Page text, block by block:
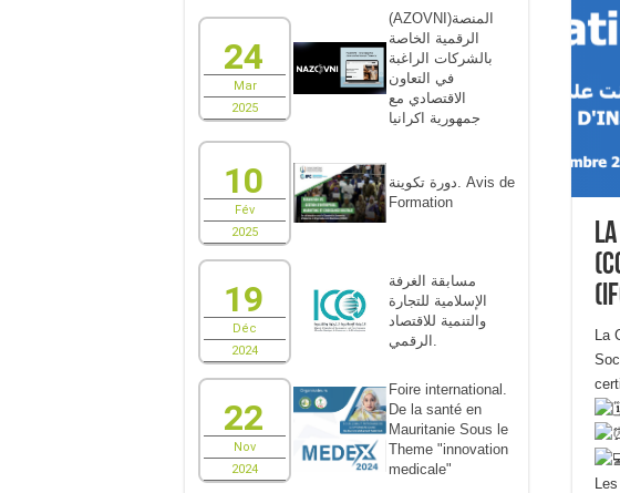
La
24
Mar
2025
(AZOVNI)المنصة
الرقمية الخاصة
بالشركات الراغبة
في التعاون
الاقتصادي مع
جمهورية اكرانيا
10
Fév
2025
دورة تكوينة. Avis de
Formation
19
Déc
2024
مسابقة الغرفة
الإسلامية للتجارة
والتنمية للاقتصاد
الرقمي.
22
Nov
2024
Foire international.
De la santé en
Mauritanie Sous le
Theme "innovation
medicale"